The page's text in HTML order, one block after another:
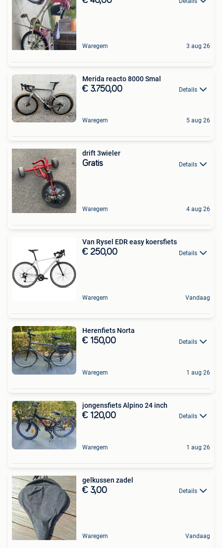
Waregem 3 aug 26
Merida reacto 8000 Smal
€ 3.750,00 Details
Waregem 5 aug 26
drift 3wieler
Gratis Details
Waregem 4 aug 26
Van Rysel EDR easy koersfiets
€ 250,00 Details
Waregem Vandaag
Herenfiets Norta
€ 150,00 Details
Waregem 1 aug 26
jongensfiets Alpino 24 inch
€ 120,00 Details
Waregem 1 aug 26
gelkussen zadel
€ 3,00 Details
Waregem Vandaag